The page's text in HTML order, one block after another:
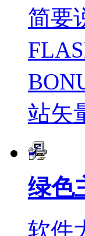
简要
站矢
绿色
软件